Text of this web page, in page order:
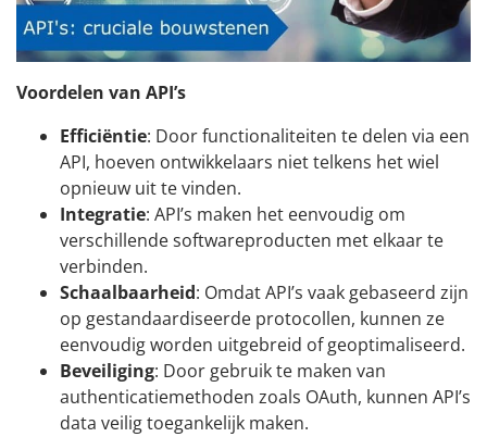
Voordelen van API’s
Efficiëntie: Door functionaliteiten te delen via een
API, hoeven ontwikkelaars niet telkens het wiel
opnieuw uit te vinden.
Integratie: API’s maken het eenvoudig om
verschillende softwareproducten met elkaar te
verbinden.
Schaalbaarheid: Omdat API’s vaak gebaseerd zijn
op gestandaardiseerde protocollen, kunnen ze
eenvoudig worden uitgebreid of geoptimaliseerd.
Beveiliging: Door gebruik te maken van
authenticatiemethoden zoals OAuth, kunnen API’s
data veilig toegankelijk maken.